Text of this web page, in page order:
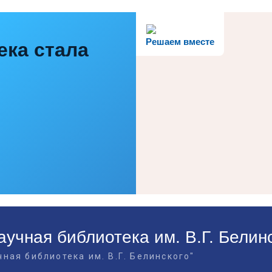
Решаем вместе
стала
библиотека им. В.Г.
библиотека им. В.Г. Белинского"